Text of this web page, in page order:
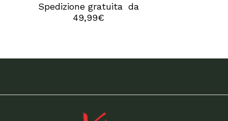
Spedizione gratuita da
49,99€